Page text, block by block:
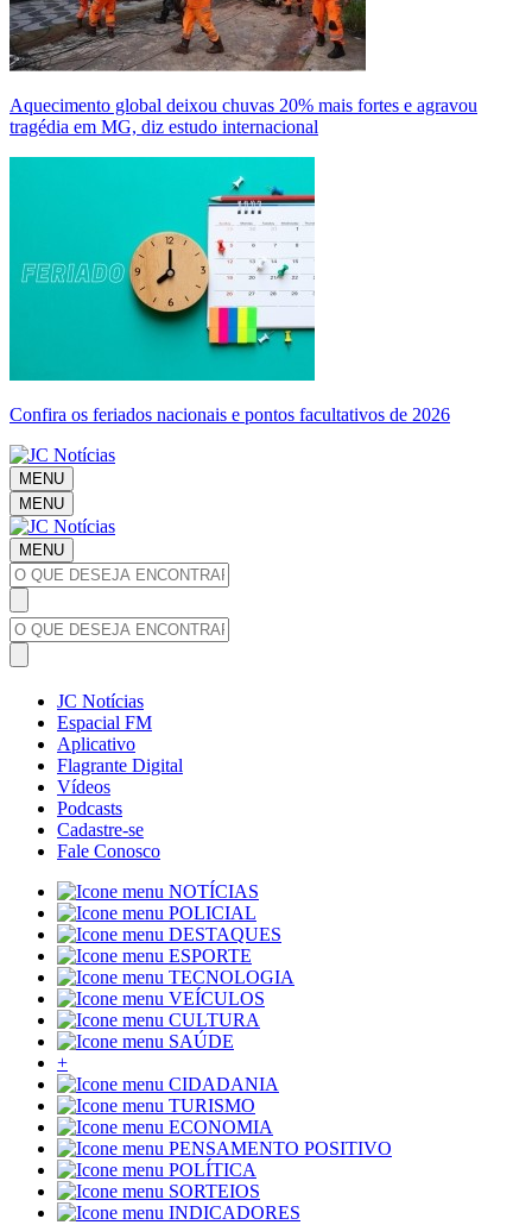
Aquecimento global deixou chuvas 20% mais fortes e agravou
tragédia em MG, diz estudo internacional
Confira os feriados nacionais e pontos facultativos de 2026
MENU
MENU
MENU
JC Notícias
Espacial FM
Aplicativo
Flagrante Digital
Vídeos
Podcasts
Cadastre-se
Fale Conosco
NOTÍCIAS
POLICIAL
DESTAQUES
ESPORTE
TECNOLOGIA
VEÍCULOS
CULTURA
SAÚDE
+
CIDADANIA
TURISMO
ECONOMIA
PENSAMENTO POSITIVO
POLÍTICA
SORTEIOS
INDICADORES